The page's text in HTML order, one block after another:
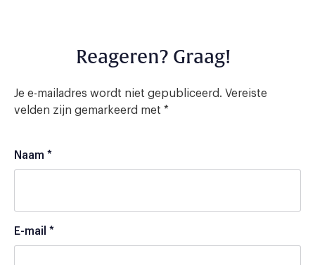
Reageren? Graag!
Je e-mailadres wordt niet gepubliceerd. Vereiste
velden zijn gemarkeerd met *
Naam *
E-mail *